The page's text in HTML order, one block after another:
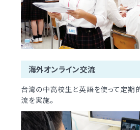
部活動情報
制服（中学）
各種書類
学校案内
進路・部活動など
進路概況
制服（高校）
各種書類
各種書類ダウンロード
海外オンライン交流
台湾の中高校生と英語を使って定期
流を実施。